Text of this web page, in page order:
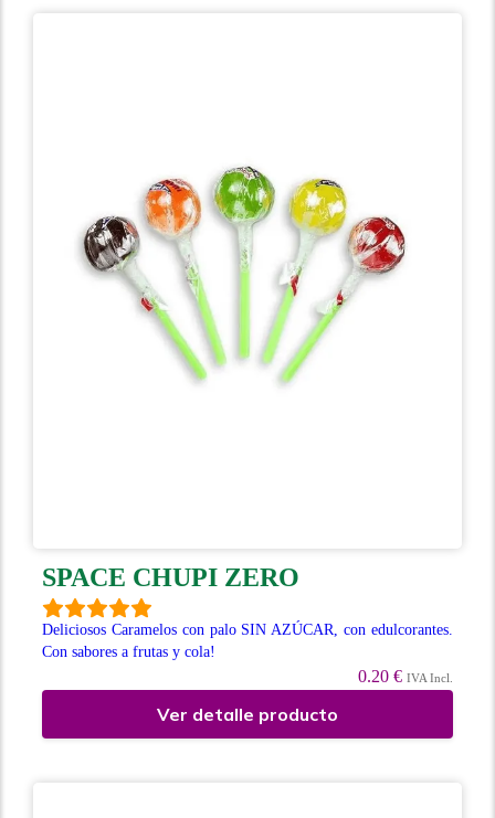
SPACE CHUPI ZERO
Deliciosos Caramelos con palo SIN AZÚCAR, con edulcorantes.
Con sabores a frutas y cola!
0.20 € IVA Incl.
Ver detalle producto